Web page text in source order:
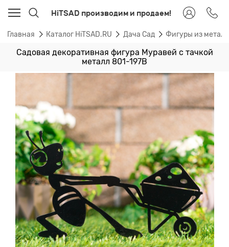
HiTSAD производим и продаем!
Главная Каталог HiTSAD.RU Дача Сад Фигуры из
Садовая декоративная фигура Муравей с тачкой
металл 801-197B